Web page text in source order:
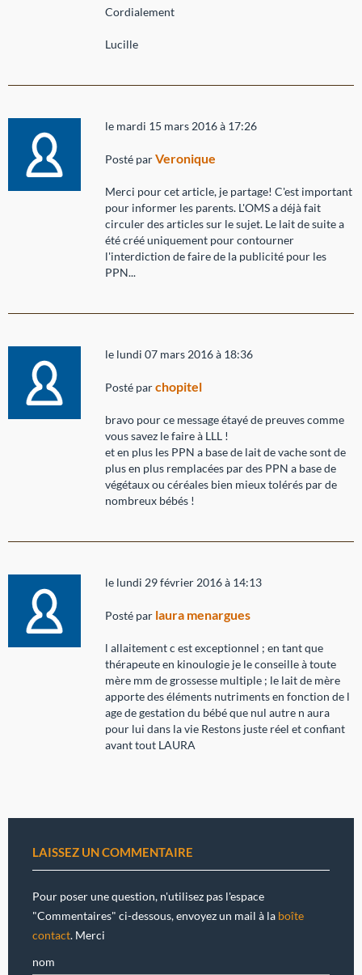
Cordialement
Lucille
le mardi 15 mars 2016 à 17:26
Posté parVeronique
Merci pour cet article, je partage! C'est important
pour informer les parents. L'OMS a déjà fait
circuler des articles sur le sujet. Le lait de suite a
été créé uniquement pour contourner
l'interdiction de faire de la publicité pour les
PPN...
le lundi 07 mars 2016 à 18:36
Posté parchopitel
bravo pour ce message étayé de preuves comme
vous savez le faire à LLL !
et en plus les PPN a base de lait de vache sont de
plus en plus remplacées par des PPN a base de
végétaux ou céréales bien mieux tolérés par de
nombreux bébés !
le lundi 29 février 2016 à 14:13
Posté par laura menargues
l allaitement c est exceptionnel ; en tant que
thérapeute en kinoulogie je le conseille à toute
mère mm de grossesse multiple ; le lait de mère
apporte des éléments nutriments en fonction de l
age de gestation du bébé que nul autre n aura
pour lui dans la vie Restons juste réel et confiant
avant tout LAURA
LAISSEZ UN COMMENTAIRE
Pour poser une question, n'utilisez pas l'espace
"Commentaires" ci-dessous, envoyez un mail à la boîte
contact. Merci
nom